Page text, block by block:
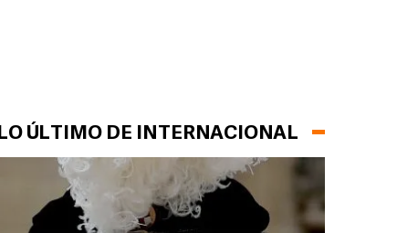
LO ÚLTIMO DE INTERNACIONAL